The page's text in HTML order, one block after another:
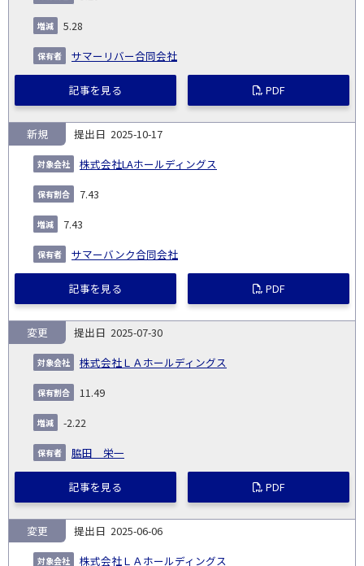
5.28
サマーリバー合同会社
記事を見る PDF
2025-10-17
株式会社LAホールディングス
新規
7.43
7.43
サマーバンク合同会社
記事を見る PDF
2025-07-30
株式会社ＬＡホールディングス
変更
11.49
-2.22
脇田 栄一
記事を見る PDF
2025-06-06
株式会社ＬＡホールディングス
変更